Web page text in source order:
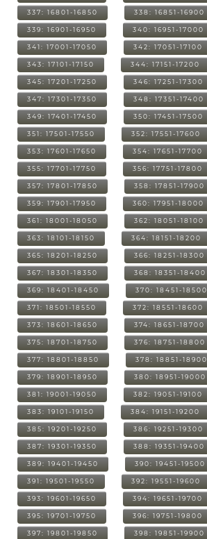
337: 16801-16850 338: 16851-16900
339: 16901-16950 340: 16951-17000
341: 17001-17050 342: 17051-17100
343: 17101-17150 344: 17151-17200
345: 17201-17250 346: 17251-17300
347: 17301-17350 348: 17351-17400
349: 17401-17450 350: 17451-17500
351: 17501-17550 352: 17551-17600
353: 17601-17650 354: 17651-17700
355: 17701-17750 356: 17751-17800
357: 17801-17850 358: 17851-17900
359: 17901-17950 360: 17951-18000
361: 18001-18050 362: 18051-18100
363: 18101-18150 364: 18151-18200
365: 18201-18250 366: 18251-18300
367: 18301-18350 368: 18351-18400
369: 18401-18450 370: 18451-18500
371: 18501-18550 372: 18551-18600
373: 18601-18650 374: 18651-18700
375: 18701-18750 376: 18751-18800
377: 18801-18850 378: 18851-18900
379: 18901-18950 380: 18951-19000
381: 19001-19050 382: 19051-19100
383: 19101-19150 384: 19151-19200
385: 19201-19250 386: 19251-19300
387: 19301-19350 388: 19351-19400
389: 19401-19450 390: 19451-19500
391: 19501-19550 392: 19551-19600
393: 19601-19650 394: 19651-19700
395: 19701-19750 396: 19751-19800
397: 19801-19850 398: 19851-19900